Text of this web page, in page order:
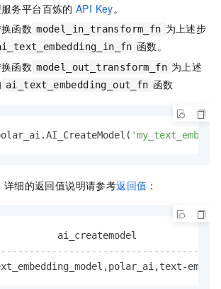
务平台百炼的 API Key。
函数 model_in_transform_fn 为上述步
函数。
函数 model_out_transform_fn 为上述
ai_text_embedding_out_fn 函数
详细的返回值说明请参考返回值 ：
-